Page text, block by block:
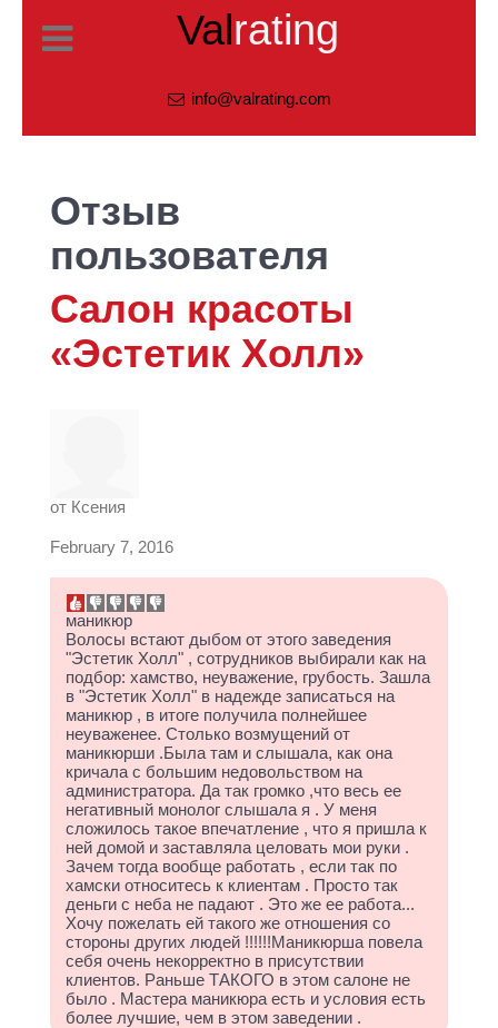
Valrating
info@valrating.com
Отзыв
пользователя
Салон красоты
«Эстетик Холл»
от Ксения
February 7, 2016
маникюр
Волосы встают дыбом от этого заведения
"Эстетик Холл" , сотрудников выбирали как на
подбор: хамство, неуважение, грубость. Зашла
в "Эстетик Холл" в надежде записаться на
маникюр , в итоге получила полнейшее
неуваженее. Столько возмущений от
маникюрши .Была там и слышала, как она
кричала с большим недовольством на
администратора. Да так громко ,что весь ее
негативный монолог слышала я . У меня
сложилось такое впечатление , что я пришла к
ней домой и заставляла целовать мои руки .
Зачем тогда вообще работать , если так по
хамски относитесь к клиентам . Просто так
деньги с неба не падают . Это же ее работа...
Хочу пожелать ей такого же отношения со
стороны других людей !!!!!!Маникюрша повела
себя очень некорректно в присутствии
клиентов. Раньше ТАКОГО в этом салоне не
было . Мастера маникюра есть и условия есть
более лучшие, чем в этом заведении .